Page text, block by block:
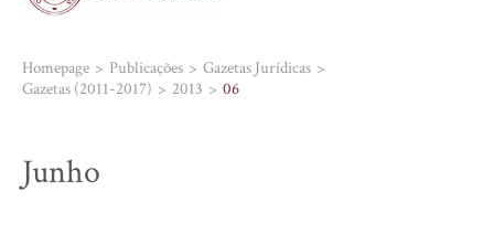
Homepage Publicações
Gazetas Jurídicas
Gazetas (2011-2017)
2013 06
Junho